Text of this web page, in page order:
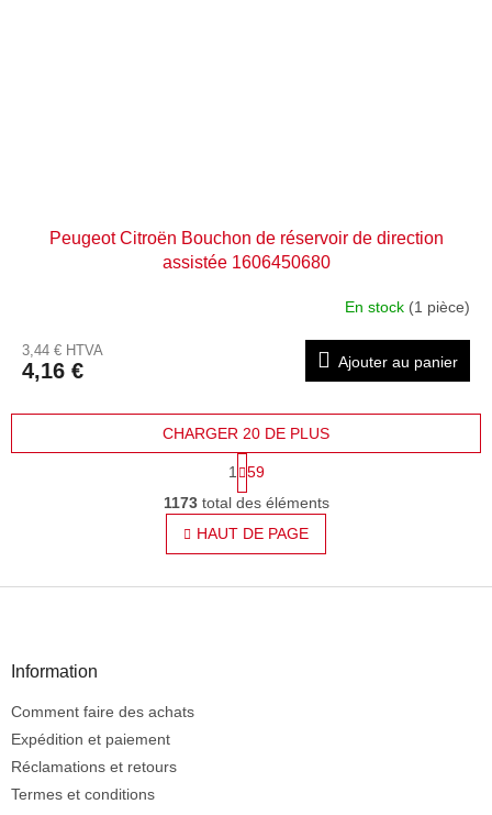
Peugeot Citroën Bouchon de réservoir de direction
assistée 1606450680
En stock (1 pièce)
3,44 € HTVA
4,16 € Ajouter au panier
C
o
n
t
CHARGER 20 DE PLUS
a
g
i
n
a
i
1
59
1173total des éléments
HAUT DE PAGE
Information
Comment faire des achats
Expédition et paiement
Réclamations et retours
Termes et conditions